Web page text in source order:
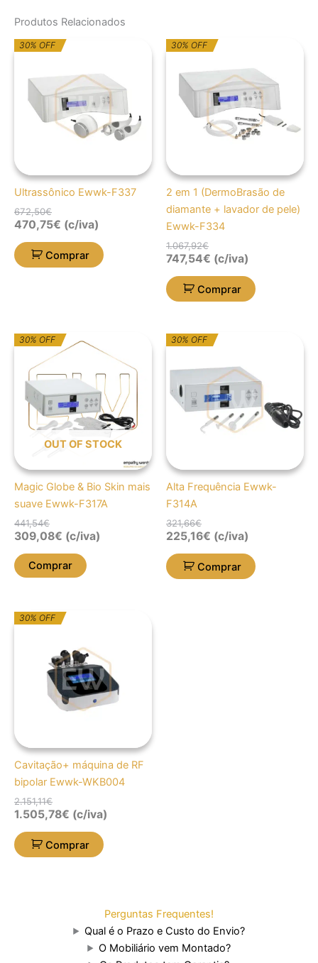
Produtos Relacionados
30% OFF
Ultrassônico Ewwk-F337
672,50€
O
preço
era:
672,50€.
O
preço
é:
470,75€.
470,75€ (c/iva)
Comprar
30% OFF
2 em 1 (DermoBrasão de
diamante + lavador de pele)
Ewwk-F334
1.067,92€
O
preço
original
era:
1.067,92€.
O
preço
747,54€.
747,54€ (c/iva)
Comprar
30% OFF
OUT OF STOCK
Magic Globe & Bio Skin mais
suave Ewwk-F317A
441,54€
O
preço
original
era:
441,54€.
O
preço
atual
é:
309,08€.
309,08€ (c/iva)
Comprar
30% OFF
Alta Frequência Ewwk-
F314A
321,66€
O
preço
321,66€.
O
preço
225,16€.
225,16€ (c/iva)
Comprar
30% OFF
Cavitação+ máquina de RF
bipolar Ewwk-WKB004
2.151,11€
O
preço
era:
2.151,11€.
O
preço
1.505,78€.
1.505,78€ (c/iva)
Comprar
Perguntas Frequentes!
Qual é o Prazo e Custo do Envio?
O Mobiliário vem Montado?